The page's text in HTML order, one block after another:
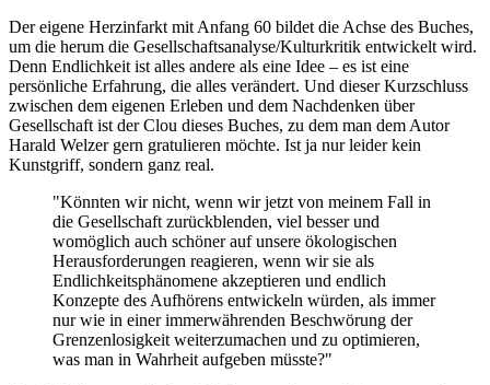
Der eigene Herzinfarkt mit Anfang 60 bildet die Achse des Buches,
um die herum die Gesellschaftsanalyse/Kulturkritik entwickelt wird.
Denn Endlichkeit ist alles andere als eine Idee – es ist eine
persönliche Erfahrung, die alles verändert. Und dieser Kurzschluss
zwischen dem eigenen Erleben und dem Nachdenken über
Gesellschaft ist der Clou dieses Buches, zu dem man dem Autor
Harald Welzer gern gratulieren möchte. Ist ja nur leider kein
Kunstgriff, sondern ganz real.
"Könnten wir nicht, wenn wir jetzt von meinem Fall in
die Gesellschaft zurückblenden, viel besser und
womöglich auch schöner auf unsere ökologischen
Herausforderungen reagieren, wenn wir sie als
Endlichkeitsphänomene akzeptieren und endlich
Konzepte des Aufhörens entwickeln würden, als immer
nur wie in einer immerwährenden Beschwörung der
Grenzenlosigkeit weiterzumachen und zu optimieren,
was man in Wahrheit aufgeben müsste?"